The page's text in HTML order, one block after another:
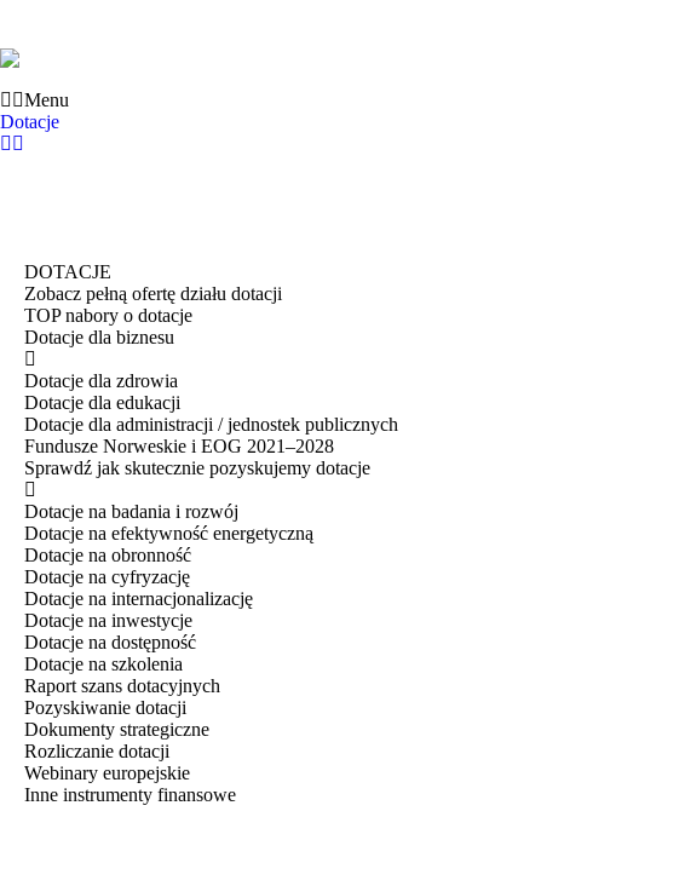
Menu
Dotacje
DOTACJE
Zobacz pełną ofertę działu dotacji
TOP nabory o dotacje
Dotacje dla biznesu
Dotacje dla zdrowia
Dotacje dla edukacji
Dotacje dla administracji / jednostek publicznych
Fundusze Norweskie i EOG 2021–2028
Sprawdź jak skutecznie pozyskujemy dotacje
Dotacje na badania i rozwój
Dotacje na efektywność energetyczną
Dotacje na obronność
Dotacje na cyfryzację
Dotacje na internacjonalizację
Dotacje na inwestycje
Dotacje na dostępność
Dotacje na szkolenia
Raport szans dotacyjnych
Pozyskiwanie dotacji
Dokumenty strategiczne
Rozliczanie dotacji
Webinary europejskie
Inne instrumenty finansowe